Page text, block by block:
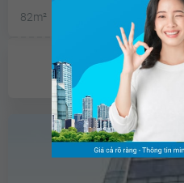
82m²
Chưa